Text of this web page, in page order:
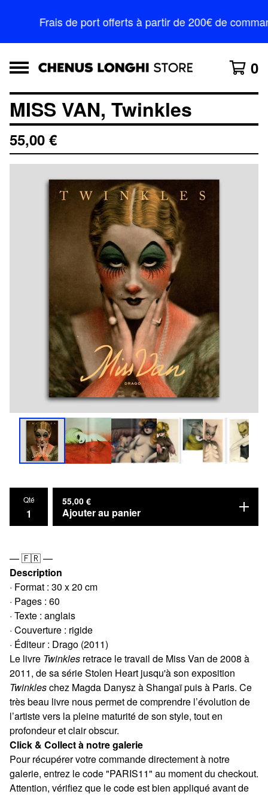
Frais de port offerts à partir de 200€ de
0
MISS VAN, Twinkles
55,00 €
Qté 55,00 €
Ajouter au panier
— 🇫🇷 —
Description
· Format : 30 x 20 cm
· Pages : 60
· Texte : anglais
· Couverture : rigide
· Éditeur : Drago (2011)
Le livre Twinkles retrace le travail de Miss Van de 2008 à
2011, de sa série Stolen Heart jusqu'à son exposition
Twinkleschez Magda Danysz à Shangaï puis à Paris. Ce
très beau livre nous permet de comprendre l’évolution de
l’artiste vers la pleine maturité de son style, tout en
profondeur et clair obscur.
Click & Collect à notre galerie
Pour récupérer votre commande directement à notre
galerie, entrez le code "PARIS11" au moment du checkout.
Attention, vérifiez que le code est bien appliqué avant de